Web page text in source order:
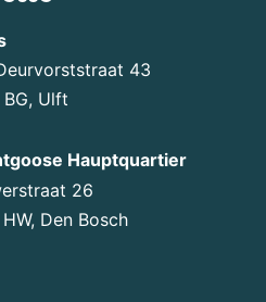
43
BG, Ulft
Hauptquartier
26
HW, Den Bosch